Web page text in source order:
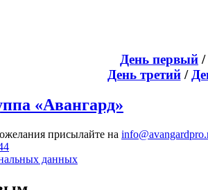
День первый /
День третий/
«Авангард»
присылайте на
данных